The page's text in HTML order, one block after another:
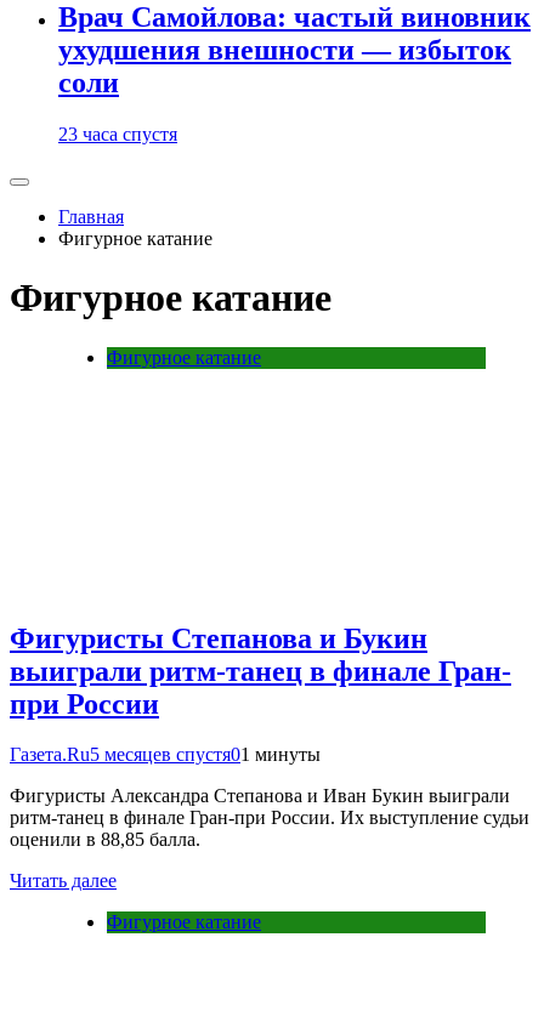
Врач Самойлова: частый виновник
ухудшения внешности — избыток
соли
23 часа спустя
Главная
Фигурное катание
Фигурное катание
Фигурное катание
Фигуристы Степанова и Букин
выиграли ритм-танец в финале Гран-
при России
Газета.Ru5 месяцев спустя01 минуты
Фигуристы Александра Степанова и Иван Букин выиграли
ритм-танец в финале Гран-при России. Их выступление судьи
оценили в 88,85 балла.
Читать далее
Фигурное катание